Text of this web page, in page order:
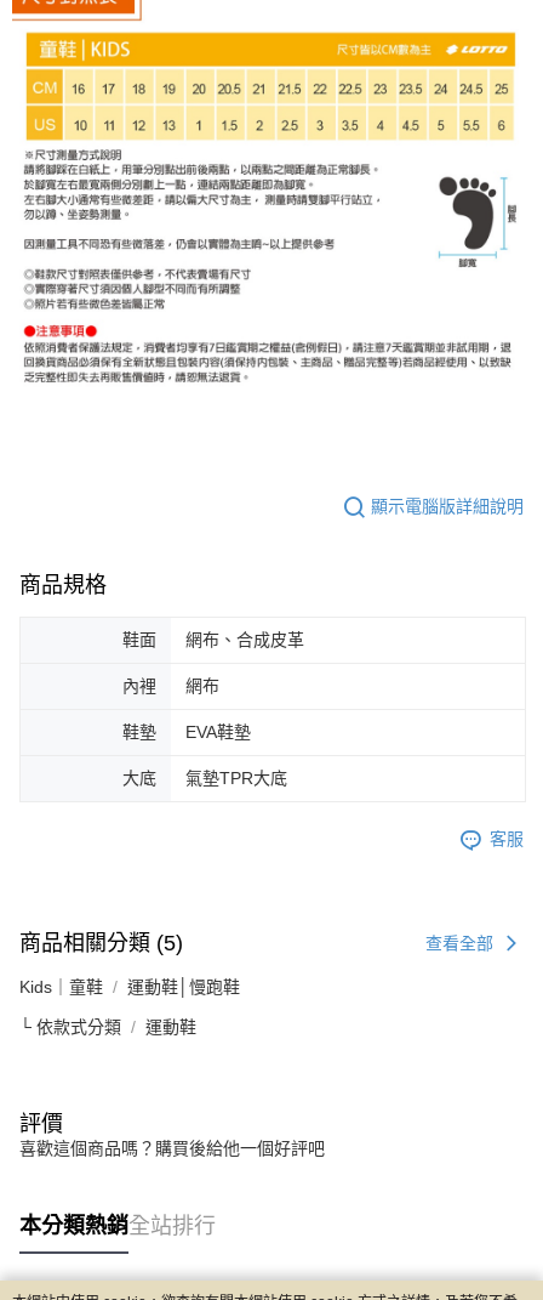
顯示電腦版詳細說明
商品規格
鞋面 網布、合成皮革
內裡 網布
鞋墊 EVA鞋墊
大底 氣墊TPR大底
客服
商品相關分類 (5) 查看全部
Kids｜童鞋 運動鞋│慢跑鞋
└ 依款式分類 運動鞋
評價
喜歡這個商品嗎？購買後給他一個好評吧
本分類熱銷全站排行